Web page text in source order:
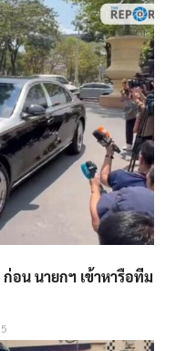
อน นายกฯ เข้าหารือทีม